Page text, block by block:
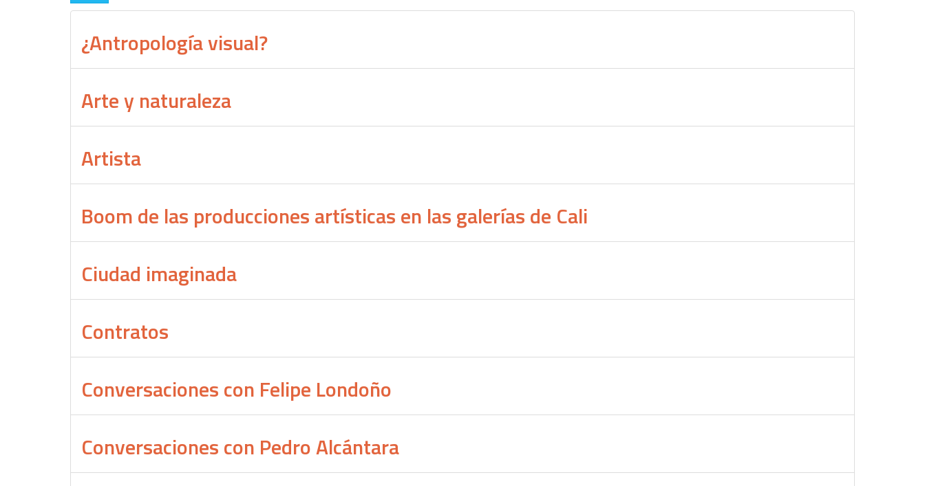
¿Antropología visual?
Arte y naturaleza
Artista
Boom de las producciones artísticas en las galerías de Cali
Ciudad imaginada
Contratos
Conversaciones con Felipe Londoño
Conversaciones con Pedro Alcántara